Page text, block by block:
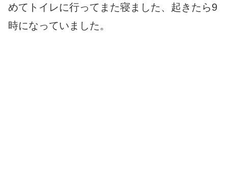
めてトイレに行ってまた寝ました、起きたら9
時になっていました。